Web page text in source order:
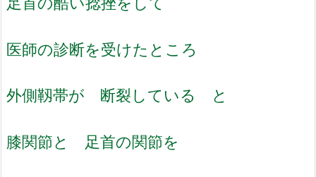
医師の診断を受けたところ
外側靱帯が 断裂している と
膝関節と 足首の関節を